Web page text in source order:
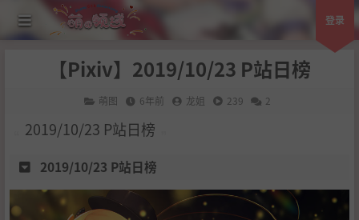
登录
【Pixiv】2019/10/23 P站日榜
萌图 6年前 龙姐 239 2
2019/10/23 P站日榜
2019/10/23 P站日榜